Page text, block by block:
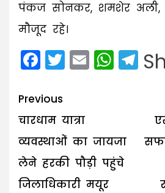
पंकज सोनकर, शमशेर अली,
मौजूद रहे।
Facebook
Twitter
Email
Post
navigation
Previous
चारधाम यात्रा
व्यवस्थाओं का जायजा
लेने हरकी पौड़ी पहुंचे
जिलाधिकारी मयूर